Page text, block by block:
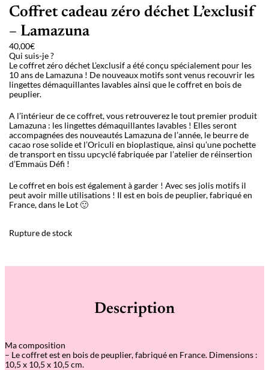
Coffret cadeau zéro déchet L’exclusif
– Lamazuna
40,00€
Qui suis-je ?
Le coffret zéro déchet L’exclusif a été conçu spécialement pour les
10 ans de Lamazuna ! De nouveaux motifs sont venus recouvrir les
lingettes démaquillantes lavables ainsi que le coffret en bois de
peuplier.
A l’intérieur de ce coffret, vous retrouverez le tout premier produit
Lamazuna : les lingettes démaquillantes lavables ! Elles seront
accompagnées des nouveautés Lamazuna de l’année, le beurre de
cacao rose solide et l’Oriculi en bioplastique, ainsi qu’une pochette
de transport en tissu upcyclé fabriquée par l’atelier de réinsertion
d’Emmaüs Défi !
Le coffret en bois est également à garder ! Avec ses jolis motifs il
peut avoir mille utilisations ! Il est en bois de peuplier, fabriqué en
France, dans le Lot 🙂
Rupture de stock
Description
Ma composition
– Le coffret est en bois de peuplier, fabriqué en France. Dimensions :
10,5 x 10,5 x 10,5 cm.